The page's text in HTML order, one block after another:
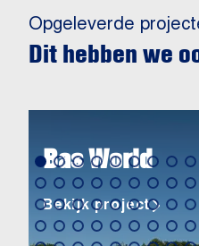
Opgeleverde
Dit hebben we
Bas World
Bekijk project